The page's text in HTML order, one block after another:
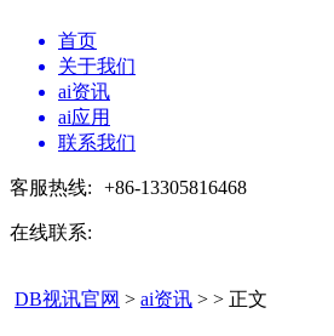
首页
关于我们
ai资讯
ai应用
联系我们
客服热线: +86-13305816468
在线联系:
DB视讯官网 > ai资讯 > > 正文